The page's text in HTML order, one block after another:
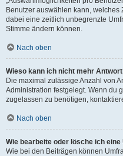
Benutzer auswählen kann,
dabei eine zeitlich unbegrenzte
Stimme ändern können.
Nach oben
Wieso kann ich nicht mehr
Die maximal zulässige Anzahl von
Administration festgelegt. Wenn du
zugelassen zu benötigen,
Nach oben
Wie bearbeite oder lösche ich eine
Wie bei den Beiträgen können